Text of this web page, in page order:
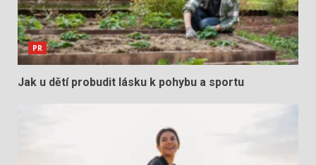
PR
Jak u dětí probudit lásku k pohybu a sportu